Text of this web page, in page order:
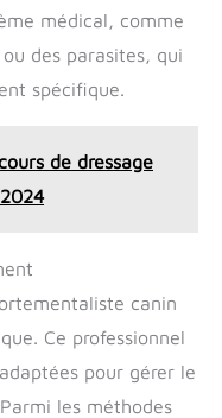
médical, comme
des parasites, qui
spécifique.
de dressage
canin
Ce professionnel
pour gérer le
les méthodes